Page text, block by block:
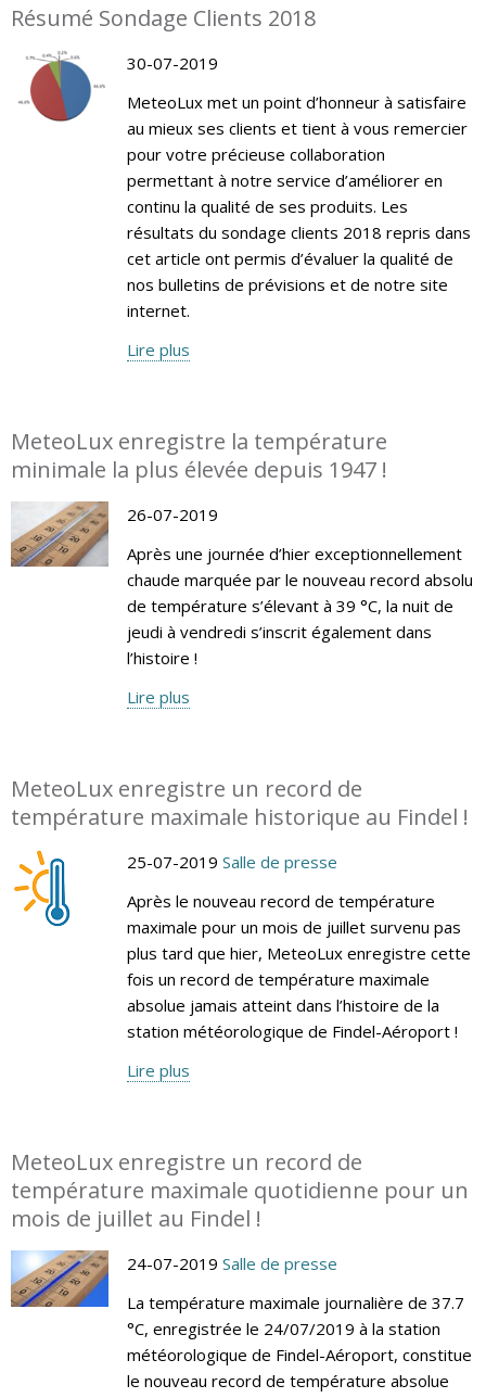
Résumé Sondage Clients 2018
30-07-2019
MeteoLux met un point d’honneur à satisfaire
au mieux ses clients et tient à vous remercier
pour votre précieuse collaboration
permettant à notre service d’améliorer en
continu la qualité de ses produits. Les
résultats du sondage clients 2018 repris dans
cet article ont permis d’évaluer la qualité de
nos bulletins de prévisions et de notre site
internet.
Lire plus
MeteoLux enregistre la température
minimale la plus élevée depuis 1947 !
26-07-2019
Après une journée d’hier exceptionnellement
chaude marquée par le nouveau record absolu
de température s’élevant à 39 °C, la nuit de
jeudi à vendredi s’inscrit également dans
l’histoire !
Lire plus
MeteoLux enregistre un record de
température maximale historique au Findel !
25-07-2019 Salle de presse
Après le nouveau record de température
maximale pour un mois de juillet survenu pas
plus tard que hier, MeteoLux enregistre cette
fois un record de température maximale
absolue jamais atteint dans l’histoire de la
station météorologique de Findel-Aéroport !
Lire plus
MeteoLux enregistre un record de
température maximale quotidienne pour un
mois de juillet au Findel !
24-07-2019 Salle de presse
La température maximale journalière de 37.7
°C, enregistrée le 24/07/2019 à la station
météorologique de Findel-Aéroport, constitue
le nouveau record de température absolue